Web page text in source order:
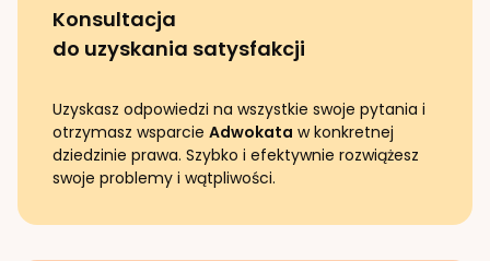
Konsultacja
do uzyskania satysfakcji
Uzyskasz odpowiedzi na wszystkie swoje pytania i
otrzymasz wsparcie Adwokata w konkretnej
dziedzinie prawa. Szybko i efektywnie rozwiążesz
swoje problemy i wątpliwości.